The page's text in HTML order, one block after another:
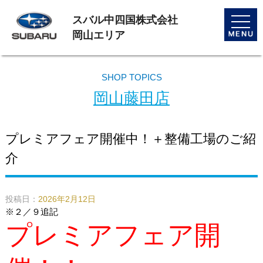
toggle
スバル中四国株式会社
岡山エリア
SHOP TOPICS
岡山藤田店
プレミアフェア開催中！＋整備工場のご紹
介
投稿日： 2026年2月12日
※２／９追記
プレミアフェア開